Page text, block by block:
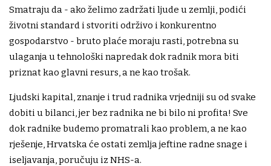
Smatraju da - ako želimo zadržati ljude u zemlji, podići
životni standard i stvoriti održivo i konkurentno
gospodarstvo - bruto plaće moraju rasti, potrebna su
ulaganja u tehnološki napredak dok radnik mora biti
priznat kao glavni resurs, a ne kao trošak.
Ljudski kapital, znanje i trud radnika vrjedniji su od svake
dobiti u bilanci, jer bez radnika ne bi bilo ni profita! Sve
dok radnike budemo promatrali kao problem, a ne kao
rješenje, Hrvatska će ostati zemlja jeftine radne snage i
iseljavanja, poručuju iz NHS-a.